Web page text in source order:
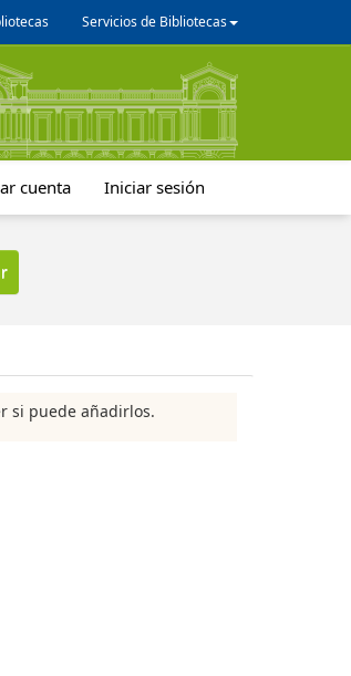
Servicios de Bibliotecas
cuenta Iniciar sesión
si puede añadirlos.